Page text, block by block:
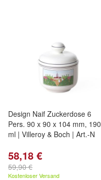
Design Naif Zuckerdose 6
Pers. 90 x 90 x 104 mm, 190
ml | Villeroy & Boch | Art.-N
58,18 €
59,90 €
Kostenloser Versand